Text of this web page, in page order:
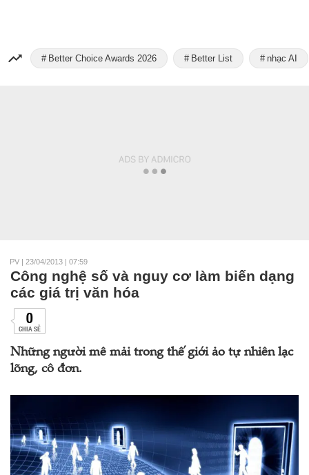
Better Choice Awards 2026 Better List nhạc AI
PV | 23/04/2013 | 07:59
Công nghệ số và nguy cơ làm biến dạng
các giá trị văn hóa
0
CHIA SẺ
Những người mê mải trong thế giới ảo tự nhiên lạc
lõng, cô đơn.